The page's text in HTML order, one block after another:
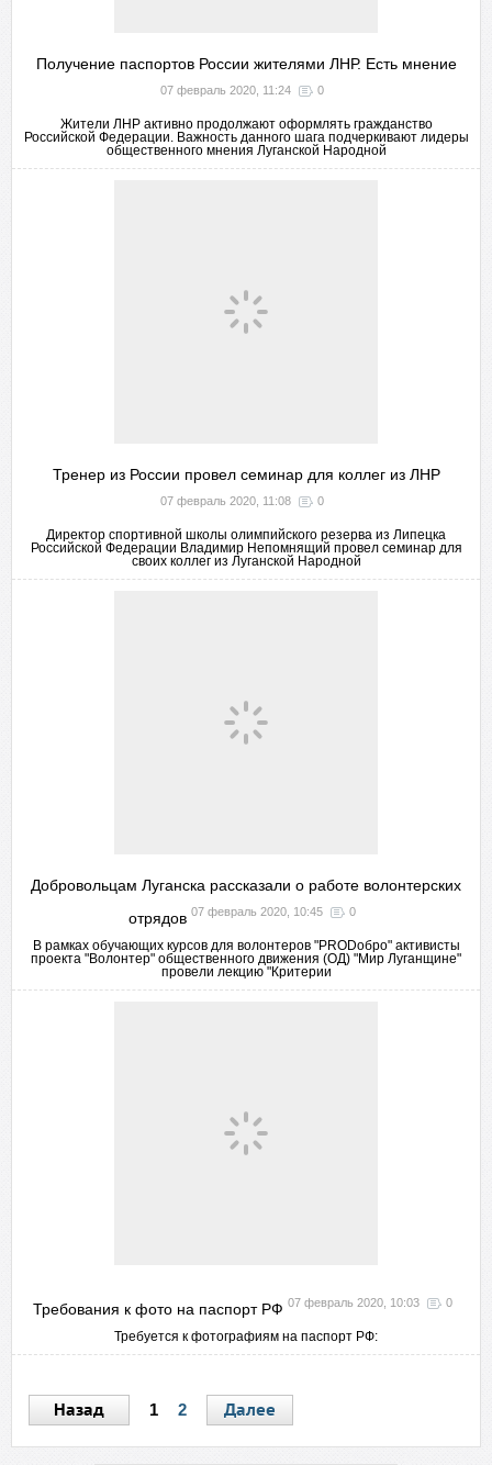
Получение паспортов России жителями ЛНР. Есть мнение
07 февраль 2020, 11:24 0
Жители ЛНР активно продолжают оформлять гражданство
Российской Федерации. Важность данного шага подчеркивают лидеры
общественного мнения Луганской Народной
Тренер из России провел семинар для коллег из ЛНР
07 февраль 2020, 11:08 0
Директор спортивной школы олимпийского резерва из Липецка
Российской Федерации Владимир Непомнящий провел семинар для
своих коллег из Луганской Народной
Добровольцам Луганска рассказали о работе волонтерских
отрядов 07 февраль 2020, 10:45 0
В рамках обучающих курсов для волонтеров "PRODобро" активисты
проекта "Волонтер" общественного движения (ОД) "Мир Луганщине"
провели лекцию "Критерии
Требования к фото на паспорт РФ 07 февраль 2020, 10:03 0
Требуется к фотографиям на паспорт РФ:
Назад 1 2 Далее